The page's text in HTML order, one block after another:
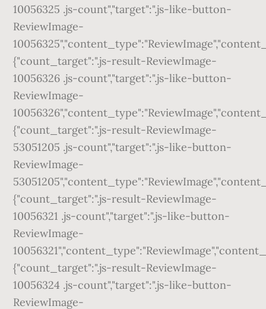
10056325 .js-count","target":".js-like-button-
ReviewImage-
{"count_target":".js-result-ReviewImage-
10056326 .js-count","target":".js-like-button-
ReviewImage-
{"count_target":".js-result-ReviewImage-
53051205 .js-count","target":".js-like-button-
ReviewImage-
{"count_target":".js-result-ReviewImage-
10056321 .js-count","target":".js-like-button-
ReviewImage-
{"count_target":".js-result-ReviewImage-
10056324 .js-count","target":".js-like-button-
ReviewImage-